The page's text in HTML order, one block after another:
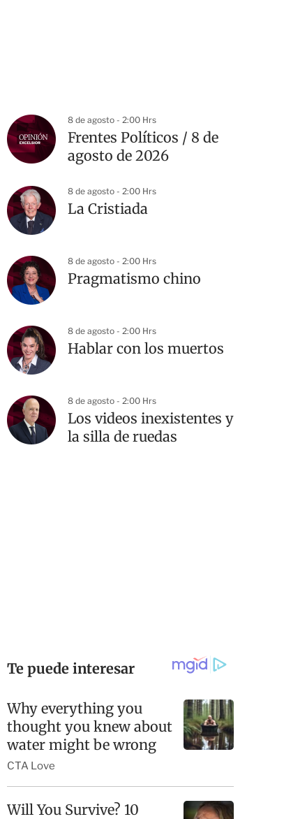
8 de agosto - 2:00 Hrs
Frentes Políticos / 8 de
agosto de 2026
8 de agosto - 2:00 Hrs
La Cristiada
8 de agosto - 2:00 Hrs
Pragmatismo chino
8 de agosto - 2:00 Hrs
Hablar con los muertos
8 de agosto - 2:00 Hrs
Los videos inexistentes y
la silla de ruedas